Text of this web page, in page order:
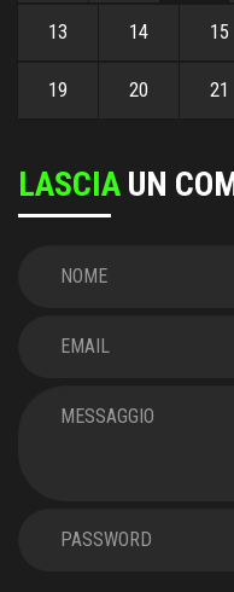
13 14 15
19 20 21
LASCIA UN